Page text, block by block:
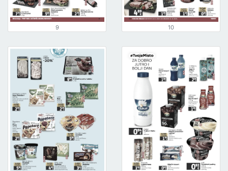
9 10